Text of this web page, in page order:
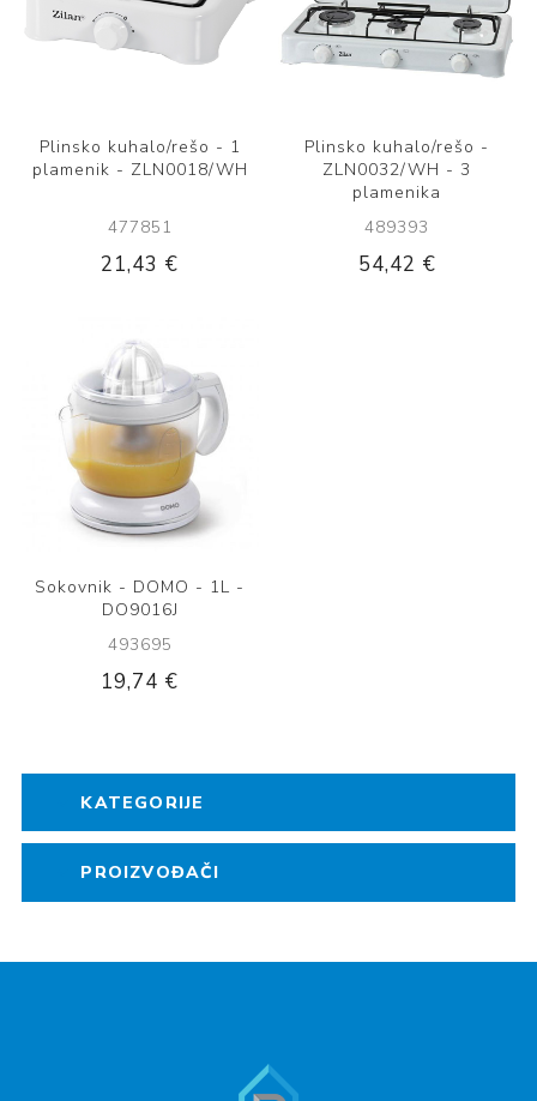
Plinsko kuhalo/rešo - 1
plamenik - ZLN0018/WH
477851
21,43 €
Plinsko kuhalo/rešo -
ZLN0032/WH - 3
plamenika
489393
54,42 €
Sokovnik - DOMO - 1L -
DO9016J
493695
19,74 €
KATEGORIJE
PROIZVOĐAČI